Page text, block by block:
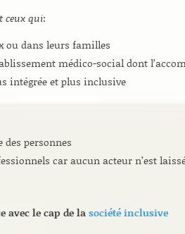
ceux qui:
ou dans leurs familles
médico-social dont
intégrée et plus inclusive
des personnes
car aucun acteur n’est
avec le cap de lasociété inclusive